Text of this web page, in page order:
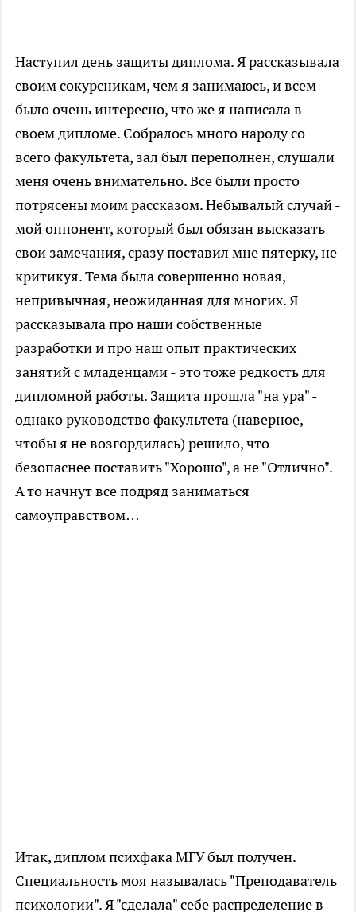
Наступил день защиты диплома. Я рассказывала
своим сокурсникам, чем я занимаюсь, и всем
было очень интересно, что же я написала в
своем дипломе. Собралось много народу со
всего факультета, зал был переполнен, слушали
меня очень внимательно. Все были просто
потрясены моим рассказом. Небывалый случай -
мой оппонент, который был обязан высказать
свои замечания, сразу поставил мне пятерку, не
критикуя. Тема была совершенно новая,
непривычная, неожиданная для многих. Я
рассказывала про наши собственные
разработки и про наш опыт практических
занятий с младенцами - это тоже редкость для
дипломной работы. Защита прошла "на ура" -
однако руководство факультета (наверное,
чтобы я не возгордилась) решило, что
безопаснее поставить "Хорошо", а не "Отлично".
А то начнут все подряд заниматься
самоуправством…
Итак, диплом психфака МГУ был получен.
Специальность моя называлась "Преподаватель
психологии". Я "сделала" себе распределение в